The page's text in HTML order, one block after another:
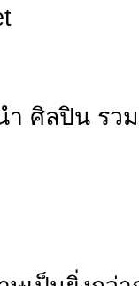
ศิลปิน รว